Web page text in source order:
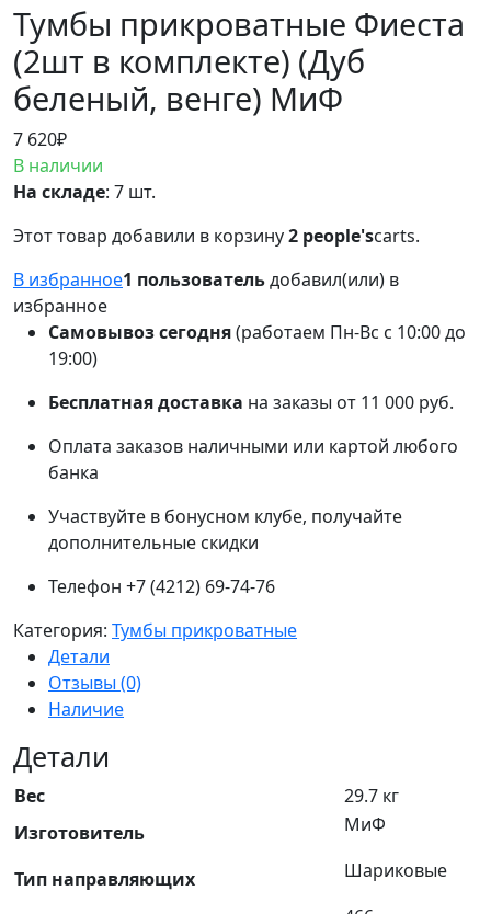
Тумбы прикроватные Фиеста
(2шт в комплекте) (Дуб
беленый, венге) МиФ
7 620₽
В наличии
На складе: 7 шт.
Этот товар добавили в корзину2 people'scarts.
В избранное1 пользовательдобавил(или) в
избранное
Самовывоз сегодня(работаем Пн-Вс с 10:00 до
19:00)
Бесплатная доставка на заказы от 11 000 руб.
Оплата заказов наличными или картой любого
банка
Участвуйте в бонусном клубе, получайте
дополнительные скидки
Телефон +7 (4212) 69-74-76
Категория: Тумбы прикроватные
Детали
Отзывы (0)
Наличие
Детали
Вес
29.7 кг
Изготовитель
МиФ
Тип направляющих Шариковые